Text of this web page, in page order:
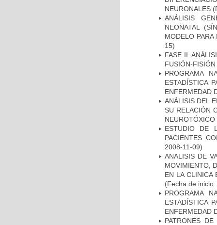
NEURONALES
ANÁLISIS
NEONATAL
MODELO
15)
FASE II:
FUSIÓN-
PROGRAMA
ESTADÍSTICA
ENFERMEDAD
ANÁLISIS DEL
SU RELACIÓN
NEUROTÓXICO
ESTUDIO DE
PACIENTES
2008-11-09)
ANALISIS DE
MOVIMIENTO,
EN LA CLINICA
(Fecha de
PROGRAMA
ESTADÍSTICA
ENFERMEDAD
PATRONES